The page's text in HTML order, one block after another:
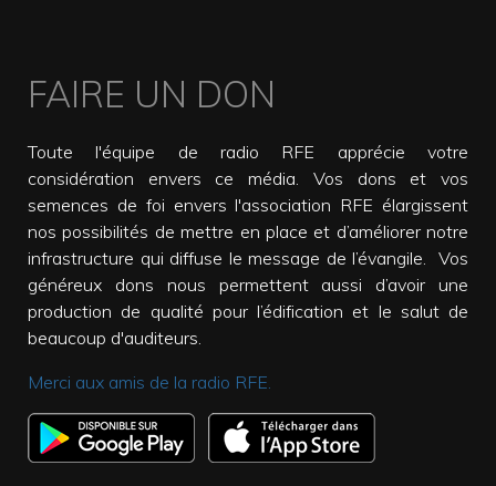
FAIRE UN DON
Toute l'équipe de radio RFE apprécie votre
considération envers ce média. Vos dons et vos
semences de foi envers l'association RFE élargissent
nos possibilités de mettre en place et d’améliorer notre
infrastructure qui diffuse le message de l’évangile. Vos
généreux dons nous permettent aussi d’avoir une
production de qualité pour l’édification et le salut de
beaucoup d'auditeurs.
Merci aux amis de la radio RFE.